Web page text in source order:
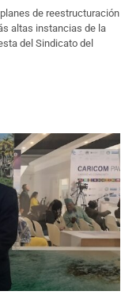
de reestructuración
altas instancias de la
del Sindicato del